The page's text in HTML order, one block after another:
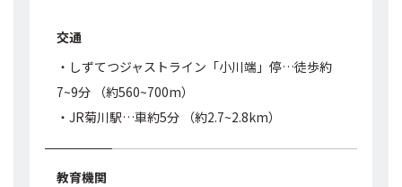
交通
・しずてつジャストライン「小川端」停…徒歩約
7~9分 （約560~700m）
・JR菊川駅…車約5分 （約2.7~2.8km）
教育機関